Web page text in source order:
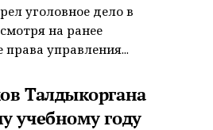
уголовное дело в
на ранее
управления...
Талдыкоргана
учебному году